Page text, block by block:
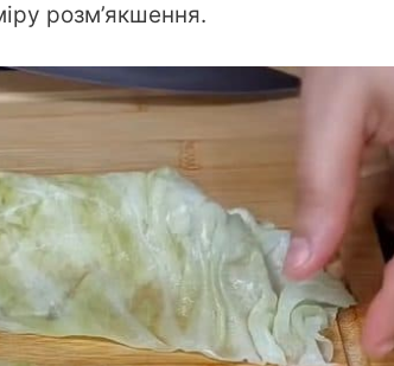
розм’якшення.